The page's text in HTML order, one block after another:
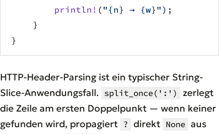
        println!
( "{n} → {w}");
    }
}
HTTP-Header-Parsing ist ein typischer String-
Slice-Anwendungsfall. split_once(':')
zerlegt
die Zeile am ersten Doppelpunkt — wenn keiner
gefunden wird, propagiert ? direkt None aus